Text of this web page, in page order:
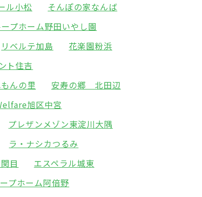
ル小松
そんぽの家なんば
プホーム野田いやし園
リベルテ加島
花楽園粉浜
ト住吉
んの里
安寿の郷 北田辺
旭区中宮
プレザンメゾン東淀川大隅
ラ・ナシカつるみ
目
エスペラル城東
プホーム阿倍野